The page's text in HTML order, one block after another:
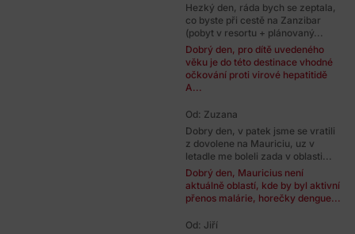
Hezký den, ráda bych se zeptala,
co byste při cestě na Zanzibar
(pobyt v resortu + plánovaný...
Dobrý den, pro dítě uvedeného
věku je do této destinace vhodné
očkování proti virové hepatitidě
A...
Od: Zuzana
Dobry den, v patek jsme se vratili
z dovolene na Mauriciu, uz v
letadle me boleli zada v oblasti...
Dobrý den, Mauricius není
aktuálně oblastí, kde by byl aktivní
přenos malárie, horečky dengue...
Od: Jiří